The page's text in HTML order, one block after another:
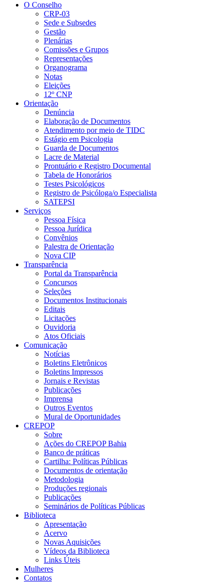
O Conselho
CRP-03
Sede e Subsedes
Gestão
Plenárias
Comissões e Grupos
Representações
Organograma
Notas
Eleições
12º CNP
Orientação
Denúncia
Elaboração de Documentos
Atendimento por meio de TIDC
Estágio em Psicologia
Guarda de Documentos
Lacre de Material
Prontuário e Registro Documental
Tabela de Honorários
Testes Psicológicos
Registro de Psicóloga/o Especialista
SATEPSI
Serviços
Pessoa Física
Pessoa Jurídica
Convênios
Palestra de Orientação
Nova CIP
Transparência
Portal da Transparência
Concursos
Seleções
Documentos Institucionais
Editais
Licitações
Ouvidoria
Atos Oficiais
Comunicação
Notícias
Boletins Eletrônicos
Boletins Impressos
Jornais e Revistas
Publicações
Imprensa
Outros Eventos
Mural de Oportunidades
CREPOP
Sobre
Ações do CREPOP Bahia
Banco de práticas
Cartilha: Políticas Públicas
Documentos de orientação
Metodologia
Produções regionais
Publicações
Seminários de Políticas Públicas
Biblioteca
Apresentação
Acervo
Novas Aquisições
Vídeos da Biblioteca
Links Úteis
Mulheres
Contatos